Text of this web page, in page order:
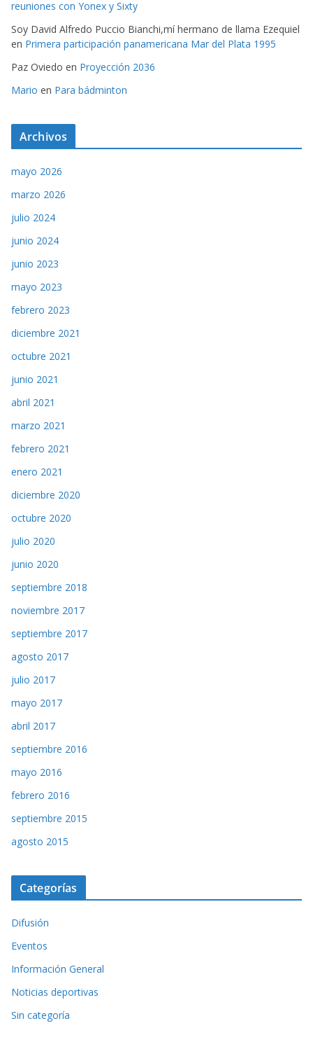
reuniones con Yonex y Sixty
Soy David Alfredo Puccio Bianchi,mí hermano de llama Ezequiel
en Primera participación panamericana Mar del Plata 1995
Paz Oviedo en Proyección 2036
Mario en Para bádminton
Archivos
mayo 2026
marzo 2026
julio 2024
junio 2024
junio 2023
mayo 2023
febrero 2023
diciembre 2021
octubre 2021
junio 2021
abril 2021
marzo 2021
febrero 2021
enero 2021
diciembre 2020
octubre 2020
julio 2020
junio 2020
septiembre 2018
noviembre 2017
septiembre 2017
agosto 2017
julio 2017
mayo 2017
abril 2017
septiembre 2016
mayo 2016
febrero 2016
septiembre 2015
agosto 2015
Categorías
Difusión
Eventos
Información General
Noticias deportivas
Sin categoría